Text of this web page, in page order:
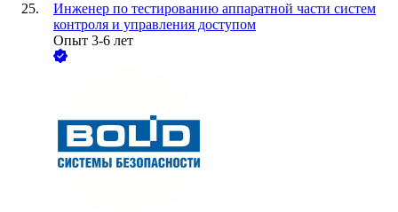
Инженер по тестированию аппаратной части систем
контроля и управления доступом
Опыт 3-6 лет